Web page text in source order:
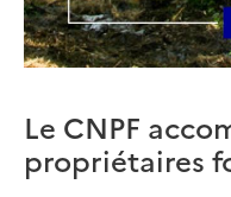
Le CNPF
propriétaires